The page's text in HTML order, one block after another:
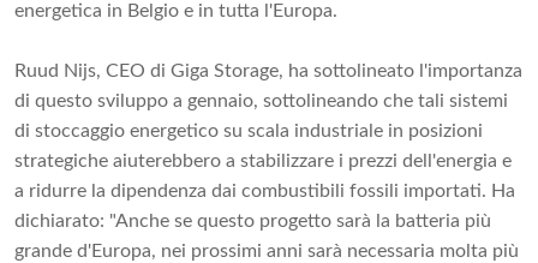
energetica in Belgio e in tutta l'Europa.
Ruud Nijs, CEO di Giga Storage, ha sottolineato l'importanza
di questo sviluppo a gennaio, sottolineando che tali sistemi
di stoccaggio energetico su scala industriale in posizioni
strategiche aiuterebbero a stabilizzare i prezzi dell'energia e
a ridurre la dipendenza dai combustibili fossili importati. Ha
dichiarato: "Anche se questo progetto sarà la batteria più
grande d'Europa, nei prossimi anni sarà necessaria molta più